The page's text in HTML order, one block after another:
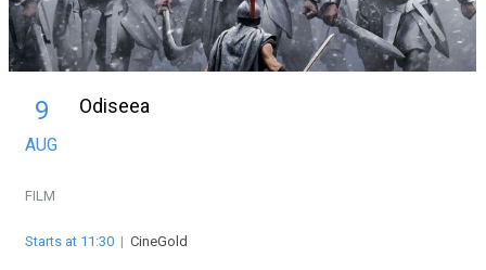
9
AUG
Odiseea
FILM
Starts at 11:30 | CineGold